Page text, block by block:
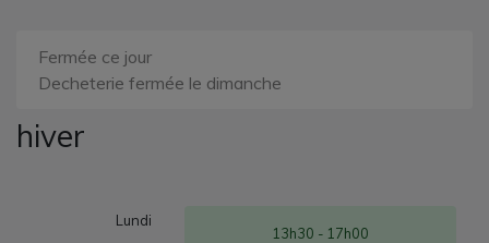
Fermée ce jour
Decheterie fermée le dimanche
hiver
Lundi
13h30 - 17h00